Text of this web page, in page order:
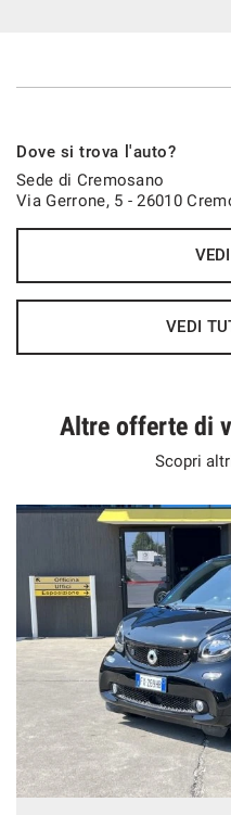
Dove si trova l'auto?
Sede di Cremosano
Via Gerrone, 5 - 26010
VEDI
Altre offerte di
Scopri